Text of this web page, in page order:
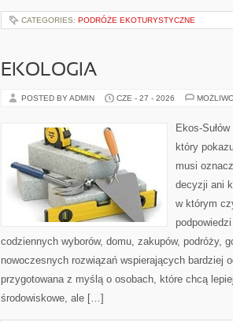
CATEGORIES: PODRÓŻE EKOTURYSTYCZNE
EKOLOGIA
POSTED BY ADMIN CZE - 27 - 2026
Ekos-
który
musi
decyzji ani
w którym
codziennych wyborów, domu, zakupów, podróży,
nowoczesnych rozwiązań wspierających bardziej
przygotowana z myślą o osobach, które chcą
środowiskowe, ale […]